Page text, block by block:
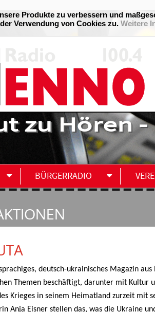
zu Hören -
BÜRGERRADIO
deutsch-ukrainisches Magazin
Themen beschäftigt, darunter mit Kultur
Krieges in seinem Heimatland zurzeit mit
Anja Eisner stellen das, was die Ukraine